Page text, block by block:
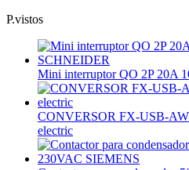
P.vistos
Mini interruptor QO 2P 20A
CONVERSOR FX-USB-
electric